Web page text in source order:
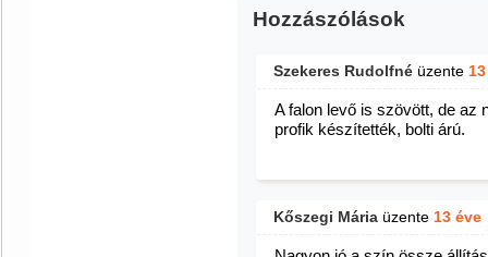
Hozzászólások
Szekeres Rudolfné üzente
A falon levő is szövött, de az
profik készítették, bolti árú.
Kőszegi Mária üzente 13 éve